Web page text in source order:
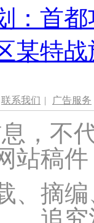
：首
某特
联系我们 | 广告服务
，不
站稿
、摘